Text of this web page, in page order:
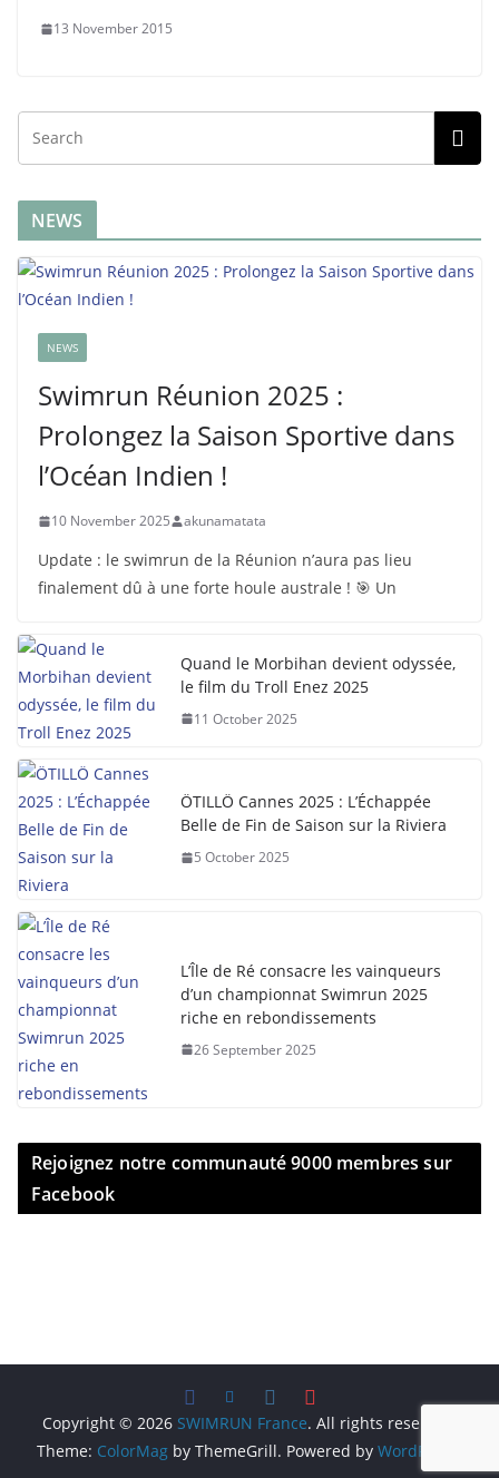
13 November 2015
NEWS
NEWS
Swimrun Réunion 2025 :
Prolongez la Saison Sportive dans
l’Océan Indien !
10 November 2025 akunamatata
Update : le swimrun de la Réunion n’aura pas lieu
finalement dû à une forte houle australe ! 🎯 Un
Quand le Morbihan devient odyssée,
le film du Troll Enez 2025
11 October 2025
ÖTILLÖ Cannes 2025 : L’Échappée
Belle de Fin de Saison sur la Riviera
5 October 2025
L’Île de Ré consacre les vainqueurs
d’un championnat Swimrun 2025
riche en rebondissements
26 September 2025
Rejoignez notre communauté 9000 membres sur
Facebook
Copyright © 2026 SWIMRUN France. All rights reserved.
Theme: ColorMag by ThemeGrill. Powered by WordPress